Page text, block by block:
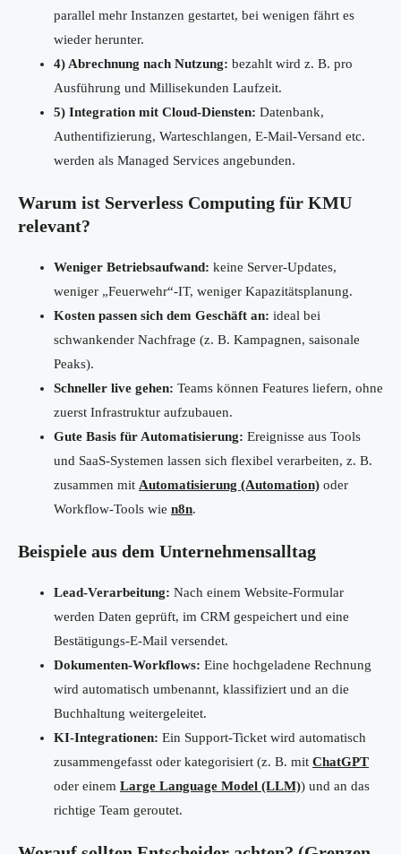
parallel mehr Instanzen gestartet, bei wenigen fährt es
wieder herunter.
4) Abrechnung nach Nutzung: bezahlt wird z. B. pro
Ausführung und Millisekunden Laufzeit.
5) Integration mit Cloud-Diensten: Datenbank,
Authentifizierung, Warteschlangen, E-Mail-Versand etc.
werden als Managed Services angebunden.
Warum ist Serverless Computing für KMU
relevant?
Weniger Betriebsaufwand: keine Server-Updates,
weniger „Feuerwehr“-IT, weniger Kapazitätsplanung.
Kosten passen sich dem Geschäft an: ideal bei
schwankender Nachfrage (z. B. Kampagnen, saisonale
Peaks).
Schneller live gehen: Teams können Features liefern, ohne
zuerst Infrastruktur aufzubauen.
Gute Basis für Automatisierung: Ereignisse aus Tools
und SaaS-Systemen lassen sich flexibel verarbeiten, z. B.
zusammen mit Automatisierung (Automation) oder
Workflow-Tools wie n8n.
Beispiele aus dem Unternehmensalltag
Lead-Verarbeitung: Nach einem Website-Formular
werden Daten geprüft, im CRM gespeichert und eine
Bestätigungs-E-Mail versendet.
Dokumenten-Workflows: Eine hochgeladene Rechnung
wird automatisch umbenannt, klassifiziert und an die
Buchhaltung weitergeleitet.
KI-Integrationen: Ein Support-Ticket wird automatisch
zusammengefasst oder kategorisiert (z. B. mit ChatGPT
oder einem Large Language Model (LLM)) und an das
richtige Team geroutet.